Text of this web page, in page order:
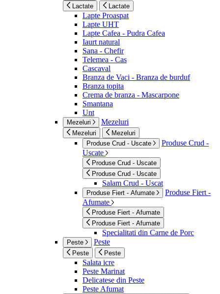
Lactate Lactate
Lapte Proaspat
Lapte UHT
Lapte Cafea - Pudra Cafea
Iaurt natural
Sana - Chefir
Telemea - Cas
Cascaval
Branza de Vaci - Branza de burduf
Branza topita
Crema de branza - Mascarpone
Smantana
Unt
Mezeluri Mezeluri
Mezeluri
Mezeluri
Produse Crud - Uscate
Produse Crud -
Uscate
Produse Crud - Uscate
Produse Crud - Uscate
Salam Crud - Uscat
Produse Fiert - Afumate
Produse Fiert -
Afumate
Produse Fiert - Afumate
Produse Fiert - Afumate
Specialitati din Carne de Porc
Peste Peste
Peste Peste
Salata icre
Peste Marinat
Delicatese din Peste
Peste Afumat